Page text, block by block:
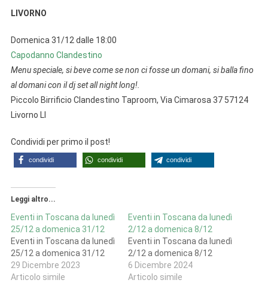
LIVORNO
Domenica 31/12 dalle 18:00
Capodanno Clandestino
Menu speciale, si beve come se non ci fosse un domani, si balla fino
al domani con il dj set all night long!.
Piccolo Birrificio Clandestino Taproom, Via Cimarosa 37 57124
Livorno LI
Condividi per primo il post!
condividi condividi condividi
Leggi altro...
Eventi in Toscana da lunedì
25/12 a domenica 31/12
Eventi in Toscana da lunedì
25/12 a domenica 31/12
29 Dicembre 2023
Articolo simile
Eventi in Toscana da lunedì
2/12 a domenica 8/12
Eventi in Toscana da lunedì
2/12 a domenica 8/12
6 Dicembre 2024
Articolo simile